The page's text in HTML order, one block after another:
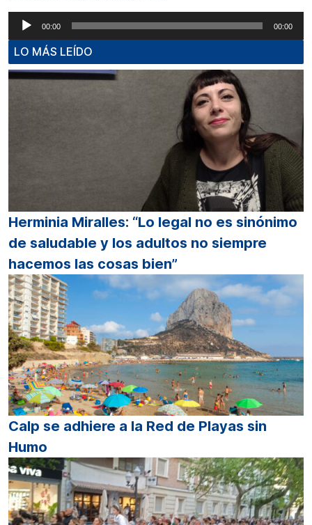
Reproductor
de
audio
00:00 00:00
LO MÁS LEÍDO
Herminia Miralles: “Lo legal no es sinónimo
de saludable y los adultos no siempre
hacemos las cosas bien”
Calp se adhiere a la Red de Playas sin
Humo